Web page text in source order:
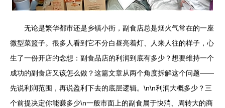
无论是繁华都市还是乡镇小街，副食店总是烟火气常在的一座
微型菜篮子。很多人看到它不分白昼亮着灯、人来人往的样子，心
生了一份开店的念想：副食品店的利润到底有多少？想要维持一个
成功的副食店又该怎么做？这篇文章从两个角度拆解这个问题——
先说利润范围，再说盈利下去的底层逻辑。\n\n利润大概多少？三
个前提决定你能赚多少\n一般市面上的副食属于快消、周转大的商